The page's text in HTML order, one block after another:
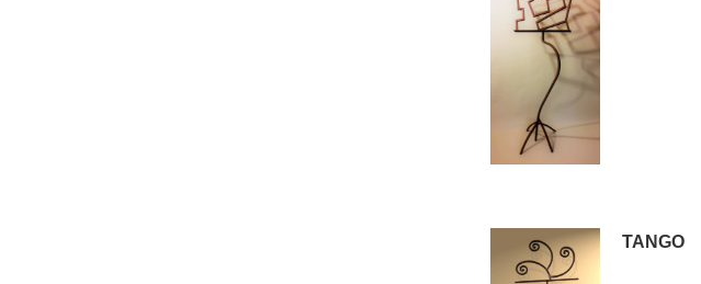
TANGO